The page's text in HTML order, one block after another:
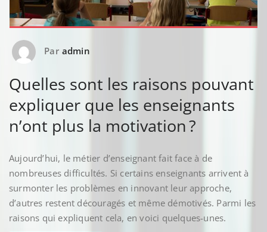
Par admin
Quelles sont les raisons pouvant
expliquer que les enseignants
n’ont plus la motivation ?
Aujourd’hui, le métier d’enseignant fait face à de
nombreuses difficultés. Si certains enseignants arrivent à
surmonter les problèmes en innovant leur approche,
d’autres restent découragés et même démotivés. Parmi les
raisons qui expliquent cela, en voici quelques-unes.